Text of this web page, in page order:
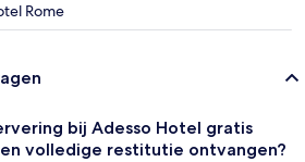
Rome
bij Adesso Hotel gratis
volledige restitutie ontvangen?